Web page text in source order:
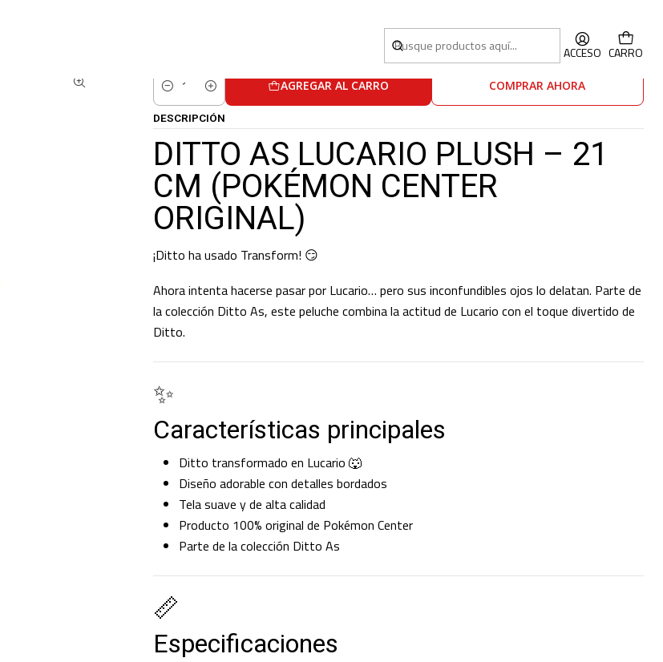
ACCESO CARRO
Cantidad
AGREGAR AL CARRO COMPRAR AHORA
DESCRIPCIÓN
DITTO AS LUCARIO PLUSH – 21
CM (POKÉMON CENTER
ORIGINAL)
¡Ditto ha usado Transform! 😏
Ahora intenta hacerse pasar por Lucario… pero sus inconfundibles ojos lo delatan. Parte de
la colección Ditto As, este peluche combina la actitud de Lucario con el toque divertido de
Ditto.
✨
Características principales
Ditto transformado en Lucario 🐺
Diseño adorable con detalles bordados
Tela suave y de alta calidad
Producto 100% original de Pokémon Center
Parte de la colección Ditto As
📏
Especificaciones